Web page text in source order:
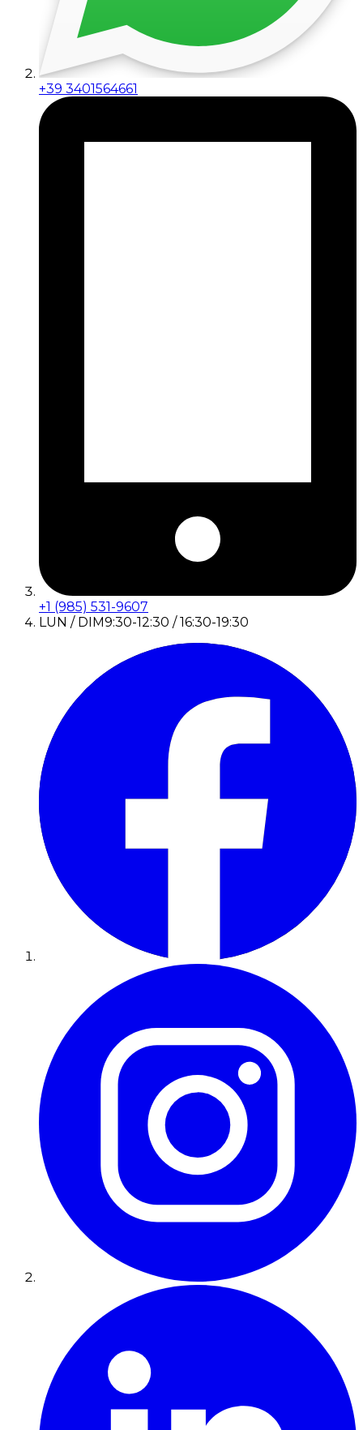
+39 3401564661
+1 (985) 531-9607
LUN / DIM9:30-12:30 / 16:30-19:30